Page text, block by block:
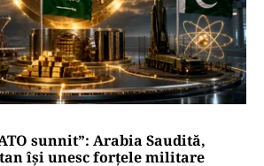
sunnit”: Arabia Saudită,
își unesc forțele militare